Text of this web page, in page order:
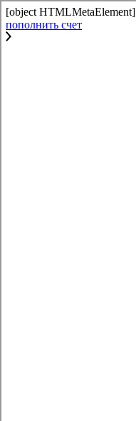
[object HTMLMetaElement]
пополнить счет